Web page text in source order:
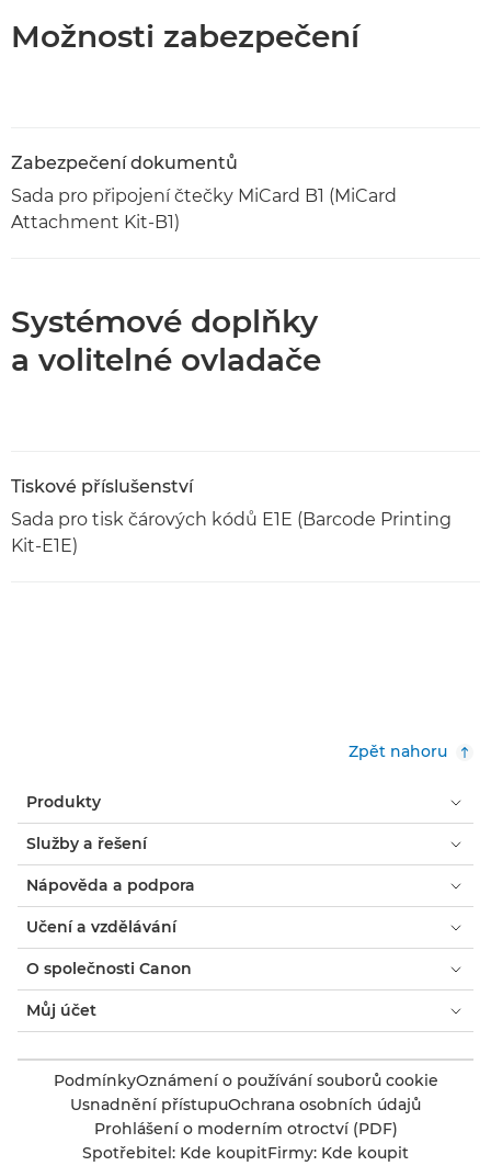
Možnosti zabezpečení
Zabezpečení dokumentů
Sada pro připojení čtečky MiCard B1 (MiCard
Attachment Kit-B1)
Systémové doplňky
a volitelné ovladače
Tiskové příslušenství
Sada pro tisk čárových kódů E1E (Barcode Printing
Kit-E1E)
Zpět nahoru
Produkty
Služby a řešení
Nápověda a podpora
Učení a vzdělávání
O společnosti Canon
Můj účet
PodmínkyOznámení o používání souborů cookie
Usnadnění přístupuOchrana osobních údajů
Prohlášení o moderním otroctví (PDF)
Spotřebitel: Kde koupitFirmy: Kde koupit